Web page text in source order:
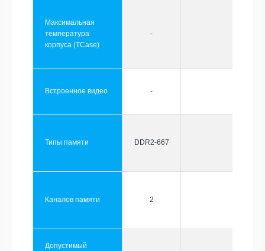
Максимальная
температура
корпуса (TCase)
-
Встроенное видео -
Типы памяти DDR2-667
Каналов памяти 2
Допустимый